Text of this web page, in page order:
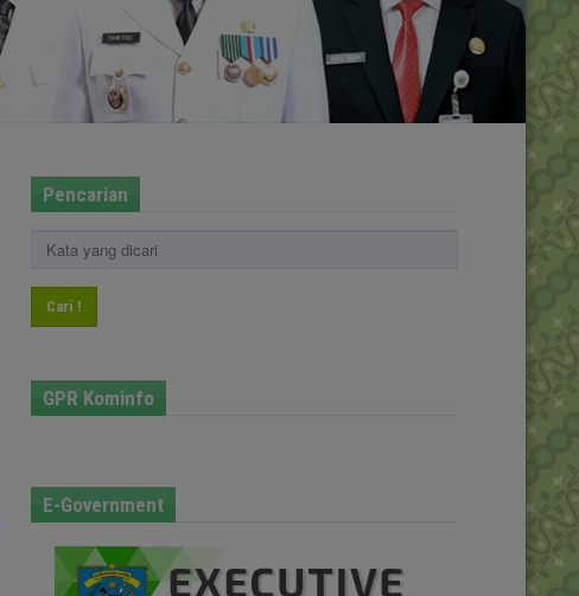
Pencarian
Cari !
GPR Kominfo
E-Government